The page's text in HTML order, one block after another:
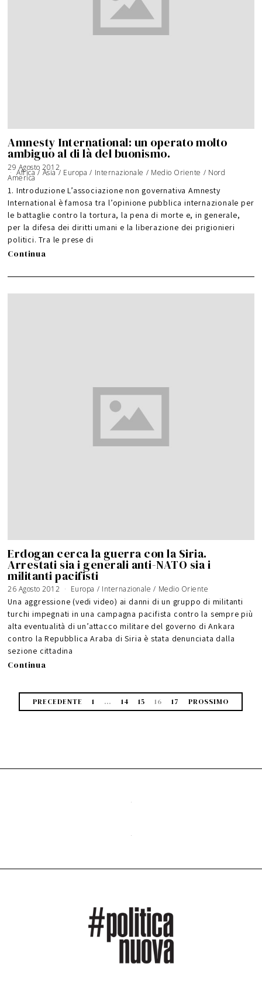
Amnesty International: un operato molto
ambiguo al di là del buonismo.
29 Agosto 2012
0
G
u
g
n
o
0
1
6
Africa / Asia / Europa / Internazionale / Medio Oriente / Nord
America
1. Introduzione L’associazione non governativa Amnesty
International è famosa tra l’opinione pubblica internazionale per
le battaglie contro la tortura, la pena di morte e, in generale,
per la difesa dei diritti umani e la liberazione dei prigionieri
politici. Tra le prese di
Continua
Erdogan cerca la guerra con la Siria.
Arrestati sia i generali anti-NATO sia i
militanti pacifisti
26 Agosto 2012 Europa / Internazionale / Medio Oriente
Una aggressione (vedi video) ai danni di un gruppo di militanti
turchi impegnati in una campagna pacifista contro la sempre più
alta eventualità di un’attacco militare del governo di Ankara
contro la Repubblica Araba di Siria è stata denunciata dalla
sezione cittadina
Continua
PRECEDENTE 1 … 14 15 16 17 PROSSIMO